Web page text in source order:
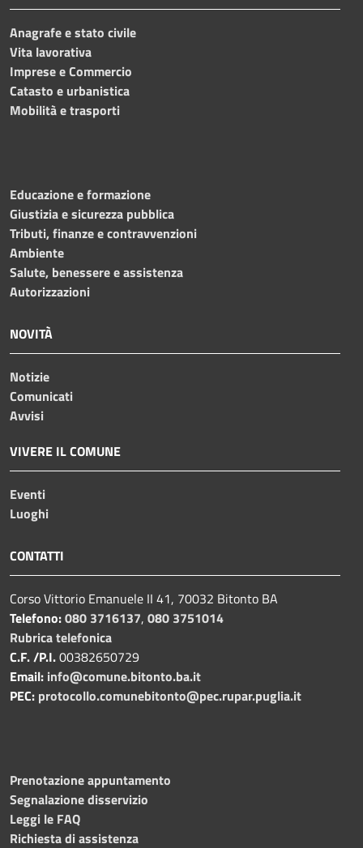
Anagrafe e stato civile
Vita lavorativa
Imprese e Commercio
Catasto e urbanistica
Mobilità e trasporti
Educazione e formazione
Giustizia e sicurezza pubblica
Tributi, finanze e contravvenzioni
Ambiente
Salute, benessere e assistenza
Autorizzazioni
NOVITÀ
Notizie
Comunicati
Avvisi
VIVERE IL COMUNE
Eventi
Luoghi
CONTATTI
Corso Vittorio Emanuele II 41, 70032 Bitonto BA
Telefono:080 3716137, 080 3751014
Rubrica telefonica
C.F. /P.I.00382650729
Email: info@comune.bitonto.ba.it
PEC: protocollo.comunebitonto@pec.rupar.puglia.it
Prenotazione appuntamento
Segnalazione disservizio
Leggi le FAQ
Richiesta di assistenza